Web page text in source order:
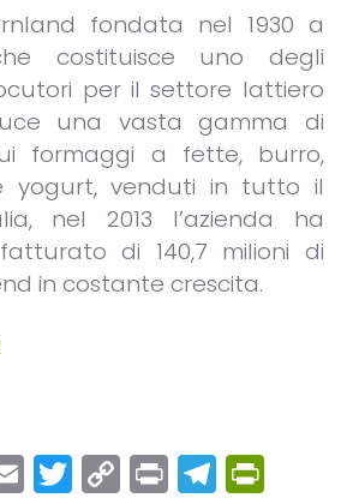
fondata nel 1930 a
costituisce uno degli
per il settore lattiero
una vasta gamma di
formaggi a fette, burro,
yogurt, venduti in tutto il
nel 2013 l’azienda ha
di 140,7 milioni di
in costante crescita.
EmailTwitter
CopyPrint